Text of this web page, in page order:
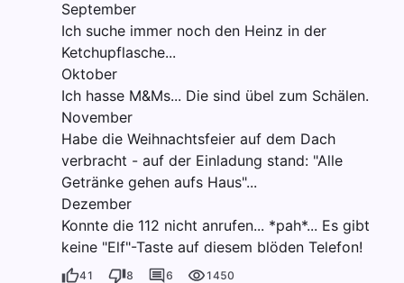
September
Ich suche immer noch den Heinz in der
Ketchupflasche...
Oktober
Ich hasse M&Ms... Die sind übel zum Schälen.
November
Habe die Weihnachtsfeier auf dem Dach
verbracht - auf der Einladung stand: "Alle
Getränke gehen aufs Haus"...
Dezember
Konnte die 112 nicht anrufen... *pah*... Es gibt
keine "Elf"-Taste auf diesem blöden Telefon!
41 8 6 1450